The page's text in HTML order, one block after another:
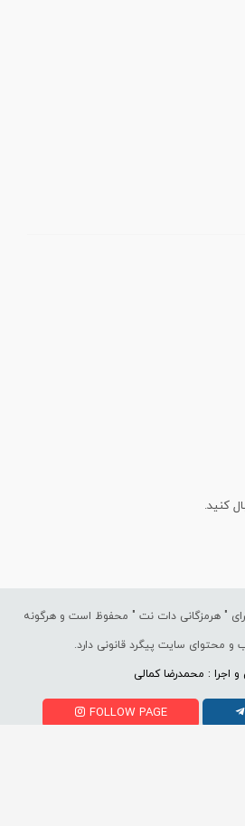
کنید.
" هرمزگانی دات نت " محفوظ است و هرگونه
و محتوای سایت پیگرد قانونی دارد.
و اجرا : محمدرضا کمالی
FOLLOW PAGE